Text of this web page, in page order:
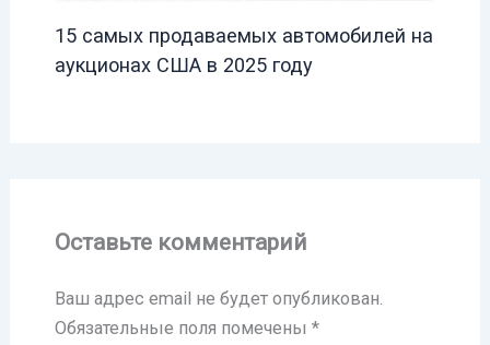
15 самых продаваемых автомобилей на
аукционах США в 2025 году
Оставьте комментарий
Ваш адрес email не будет опубликован.
Обязательные поля помечены *